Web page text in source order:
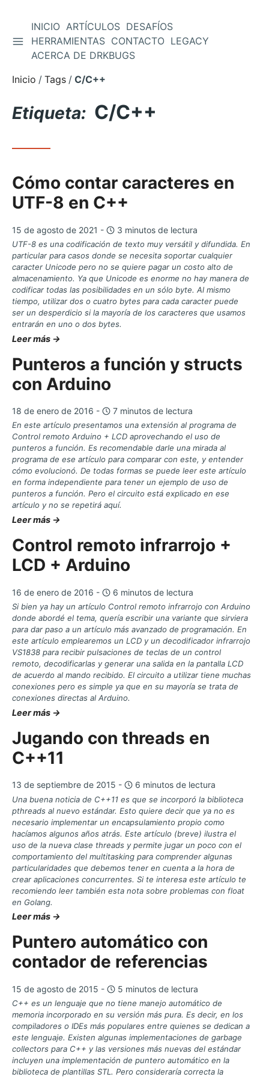
Saltar
contenido
ALTERNAR BARRA LATERAL
INICIO ARTÍCULOS DESAFÍOS
HERRAMIENTAS CONTACTO LEGACY
ACERCA DE DRKBUGS
Inicio
Tags C/C++
Etiqueta: C/C++
Cómo contar caracteres en
UTF-8 en C++
15 de agosto de 2021 - 3 minutos de lectura
UTF-8 es una codificación de texto muy versátil y difundida. En
particular para casos donde se necesita soportar cualquier
caracter Unicode pero no se quiere pagar un costo alto de
almacenamiento. Ya que Unicode es enorme no hay manera de
codificar todas las posibilidades en un sólo byte. Al mismo
tiempo, utilizar dos o cuatro bytes para cada caracter puede
ser un desperdicio si la mayoría de los caracteres que usamos
entrarán en uno o dos bytes.
Leer más →
Punteros a función y structs
con Arduino
18 de enero de 2016 - 7 minutos de lectura
En este artículo presentamos una extensión al programa de
Control remoto Arduino + LCD aprovechando el uso de
punteros a función. Es recomendable darle una mirada al
programa de ese artículo para comparar con este, y entender
cómo evolucionó. De todas formas se puede leer este artículo
en forma independiente para tener un ejemplo de uso de
punteros a función. Pero el circuito está explicado en ese
artículo y no se repetirá aquí.
Leer más →
Control remoto infrarrojo +
LCD + Arduino
16 de enero de 2016 - 6 minutos de lectura
Si bien ya hay un artículo Control remoto infrarrojo con Arduino
donde abordé el tema, quería escribir una variante que sirviera
para dar paso a un artículo más avanzado de programación. En
este artículo emplearemos un LCD y un decodificador infrarrojo
VS1838 para recibir pulsaciones de teclas de un control
remoto, decodificarlas y generar una salida en la pantalla LCD
de acuerdo al mando recibido. El circuito a utilizar tiene muchas
conexiones pero es simple ya que en su mayoría se trata de
conexiones directas al Arduino.
Leer más →
Jugando con threads en
C++11
13 de septiembre de 2015 - 6 minutos de lectura
Una buena noticia de C++11 es que se incorporó la biblioteca
pthreads al nuevo estándar. Esto quiere decir que ya no es
necesario implementar un encapsulamiento propio como
hacíamos algunos años atrás. Este artículo (breve) ilustra el
uso de la nueva clase threads y permite jugar un poco con el
comportamiento del multitasking para comprender algunas
particularidades que debemos tener en cuenta a la hora de
crear aplicaciones concurrentes. Si te interesa este artículo te
recomiendo leer también esta nota sobre problemas con float
en Golang.
Leer más →
Puntero automático con
contador de referencias
15 de agosto de 2015 - 5 minutos de lectura
C++ es un lenguaje que no tiene manejo automático de
memoria incorporado en su versión más pura. Es decir, en los
compiladores o IDEs más populares entre quienes se dedican a
este lenguaje. Existen algunas implementaciones de garbage
collectors para C++ y las versiones más nuevas del estándar
incluyen una implementación de puntero automático en la
biblioteca de plantillas STL. Pero consideraría correcta la